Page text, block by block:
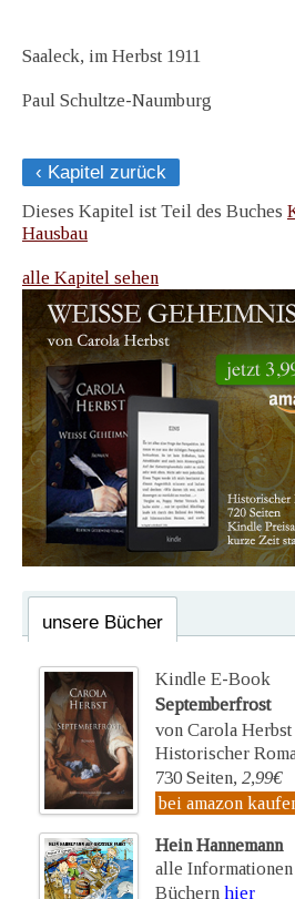
Saaleck, im Herbst 1911
Paul Schultze-Naumburg
‹ Kapitel zurück
Dieses Kapitel ist Teil des Buches
Hausbau
alle Kapitel sehen
unsere Bücher
Kindle E-Book
Septemberfrost
von Carola Herbst
Historischer
730 Seiten, 2,99€
bei amazon
Hein Hannemann
alle
Büchern hier